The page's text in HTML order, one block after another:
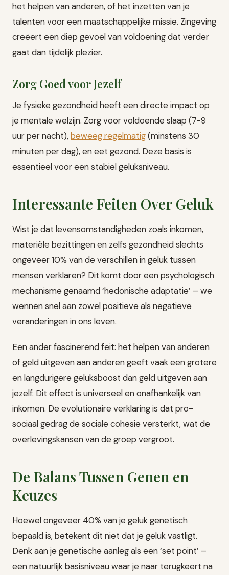
het helpen van anderen, of het inzetten van je
talenten voor een maatschappelijke missie. Zingeving
creëert een diep gevoel van voldoening dat verder
gaat dan tijdelijk plezier.
Zorg Goed voor Jezelf
Je fysieke gezondheid heeft een directe impact op
je mentale welzijn. Zorg voor voldoende slaap (7-9
uur per nacht),beweeg regelmatig(minstens 30
minuten per dag), en eet gezond. Deze basis is
essentieel voor een stabiel geluksniveau.
Interessante Feiten Over Geluk
Wist je dat levensomstandigheden zoals inkomen,
materiële bezittingen en zelfs gezondheid slechts
ongeveer 10% van de verschillen in geluk tussen
mensen verklaren? Dit komt door een psychologisch
mechanisme genaamd ‘hedonische adaptatie’ – we
wennen snel aan zowel positieve als negatieve
veranderingen in ons leven.
Een ander fascinerend feit: het helpen van anderen
of geld uitgeven aan anderen geeft vaak een grotere
en langdurigere geluksboost dan geld uitgeven aan
jezelf. Dit effect is universeel en onafhankelijk van
inkomen. De evolutionaire verklaring is dat pro-
sociaal gedrag de sociale cohesie versterkt, wat de
overlevingskansen van de groep vergroot.
De Balans Tussen Genen en
Keuzes
Hoewel ongeveer 40% van je geluk genetisch
bepaald is, betekent dit niet dat je geluk vastligt.
Denk aan je genetische aanleg als een ‘set point’ –
een natuurlijk basisniveau waar je naar terugkeert na